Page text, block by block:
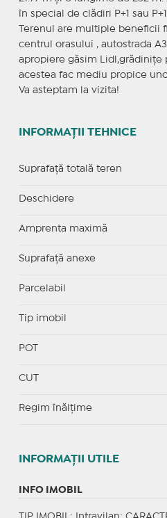
în special de clădiri P+1 sau
Terenul are multiple beneficii
centrul orasului , autostrada
apropiere găsim Lidl,grădinițe
acestea fac mediu propice
Va asteptam la vizita!
INFORMAȚII TEHNICE
Suprafață totală teren
Deschidere
Amprenta maximă
Suprafață anexe
Parcelabil
Tip imobil
POT
CUT
Regim înălțime
INFORMAŢII UTILE
INFO IMOBIL